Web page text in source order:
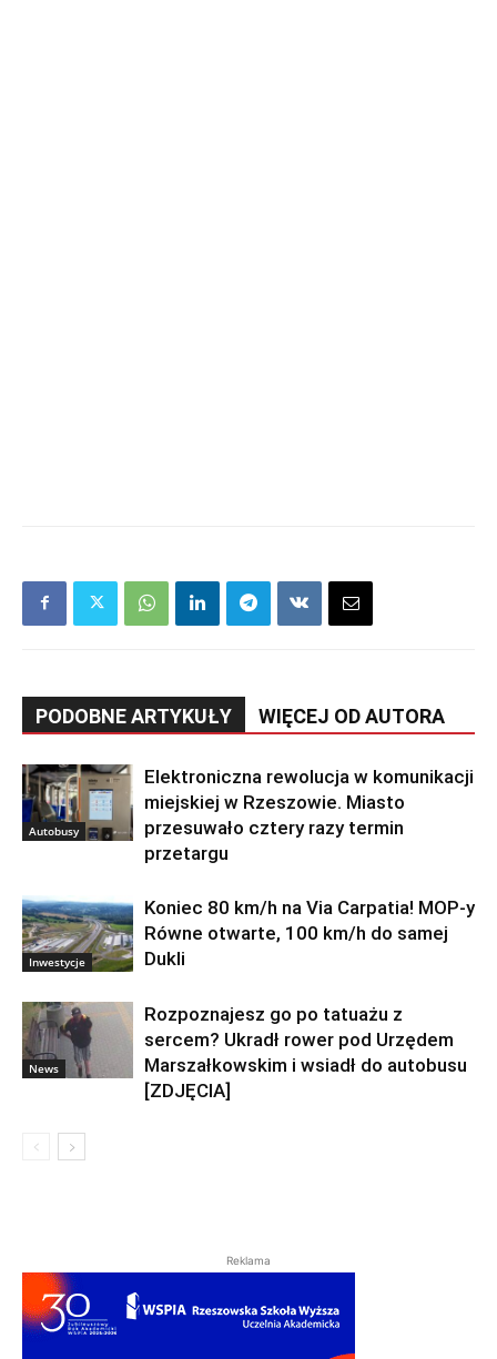
PODOBNE ARTYKUŁY WIĘCEJ OD AUTORA
Autobusy
Elektroniczna rewolucja w komunikacji
miejskiej w Rzeszowie. Miasto
przesuwało cztery razy termin
przetargu
Inwestycje
Koniec 80 km/h na Via Carpatia! MOP-y
Równe otwarte, 100 km/h do samej
Dukli
News
Rozpoznajesz go po tatuażu z
sercem? Ukradł rower pod Urzędem
Marszałkowskim i wsiadł do autobusu
[ZDJĘCIA]
Reklama